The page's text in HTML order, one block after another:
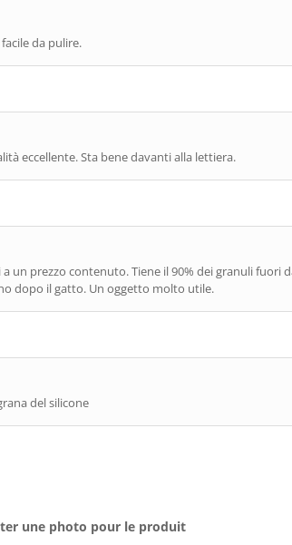
da pulire.
eccellente. Sta bene davanti alla lettiera.
un prezzo contenuto. Tiene il 90% dei granuli
dopo il gatto. Un oggetto molto utile.
del silicone
une photo pour le produit